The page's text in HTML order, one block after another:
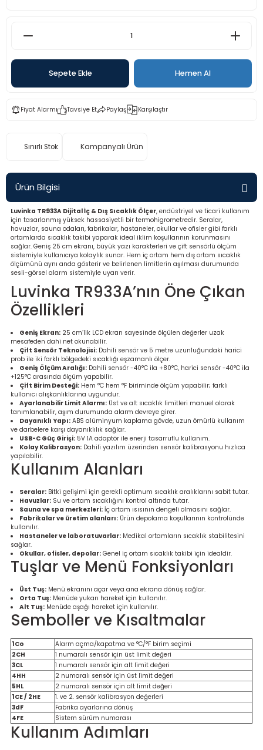
Cihazı
Cihazı
Cihazı
Ölçer
Ölçerler
Sepete Ekle Hemen Al
Fiyat Alarmı Tavsiye Et Paylaş Karşılaştır
Sınırlı Stok Kampanyalı Ürün
Ürün Bilgisi
Luvinka TR933A Dijital İç & Dış Sıcaklık Ölçer, endüstriyel ve ticari kullanım
için tasarlanmış yüksek hassasiyetli bir termohigrometredir. Seralar,
havuzlar, sauna odaları, fabrikalar, hastaneler, okullar ve ofisler gibi farklı
ortamlarda sıcaklık takibi yaparak ideal iklim koşullarının korunmasını
sağlar. Geniş 25 cm ekranı, büyük yazı karakterleri ve çift sensörlü ölçüm
sistemiyle kullanıcıya kolaylık sunar. Hem iç ortam hem dış ortam sıcaklık
ölçümünü aynı anda gösterir ve belirlenen limitlerin aşılması durumunda
sesli-görsel alarm sistemiyle uyarı verir.
Luvinka TR933A’nın Öne Çıkan
Özellikleri
Geniş Ekran: 25 cm’lik LCD ekran sayesinde ölçülen değerler uzak
mesafeden dahi net okunabilir.
Çift Sensör Teknolojisi: Dahili sensör ve 5 metre uzunluğundaki harici
prob ile iki farklı bölgedeki sıcaklığı eşzamanlı ölçer.
Geniş Ölçüm Aralığı: Dahili sensör -40°C ila +80°C, harici sensör -40°C ila
+125°C arasında ölçüm yapabilir.
Çift Birim Desteği: Hem °C hem °F biriminde ölçüm yapabilir; farklı
kullanıcı alışkanlıklarına uygundur.
Ayarlanabilir Limit Alarmı: Üst ve alt sıcaklık limitleri manuel olarak
tanımlanabilir, aşım durumunda alarm devreye girer.
Dayanıklı Yapı: ABS alüminyum kaplama gövde, uzun ömürlü kullanım
ve darbelere karşı dayanıklılık sağlar.
USB-C Güç Girişi: 5V 1A adaptör ile enerji tasarruflu kullanım.
Kolay Kalibrasyon: Dahili yazılım üzerinden sensör kalibrasyonu hızlıca
yapılabilir.
Kullanım Alanları
Seralar: Bitki gelişimi için gerekli optimum sıcaklık aralıklarını sabit tutar.
Havuzlar: Su ve ortam sıcaklığını kontrol altında tutar.
Sauna ve spa merkezleri: İç ortam ısısının dengeli olmasını sağlar.
Fabrikalar ve üretim alanları: Ürün depolama koşullarının kontrolünde
kullanılır.
Hastaneler ve laboratuvarlar: Medikal ortamların sıcaklık stabilitesini
sağlar.
Okullar, ofisler, depolar: Genel iç ortam sıcaklık takibi için idealdir.
Tuşlar ve Menü Fonksiyonları
Üst Tuş: Menü ekranını açar veya ana ekrana dönüş sağlar.
Orta Tuş: Menüde yukarı hareket için kullanılır.
Alt Tuş: Menüde aşağı hareket için kullanılır.
Semboller ve Kısaltmalar
1Co
Alarm açma/kapatma ve °C/°F birim seçimi
2CH
1 numaralı sensör için üst limit değeri
3CL
1 numaralı sensör için alt limit değeri
4HH
2 numaralı sensör için üst limit değeri
5HL
2 numaralı sensör için alt limit değeri
1CE / 2HE
1. ve 2. sensör kalibrasyon değerleri
3dF
Fabrika ayarlarına dönüş
4FE
Sistem sürüm numarası
Kullanım Adımları